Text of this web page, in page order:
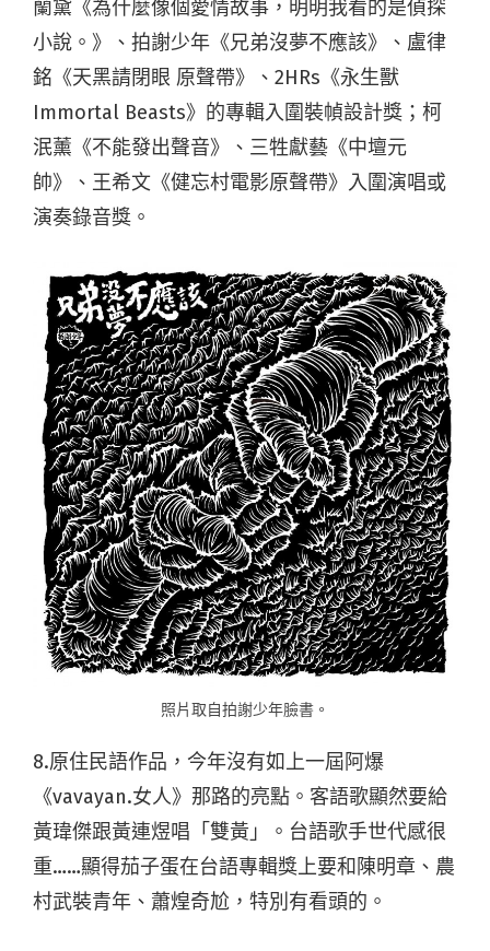
蘭黛《為什麼像個愛情故事，明明我看的是偵探
小說。》、拍謝少年《兄弟沒夢不應該》、盧律
銘《天黑請閉眼 原聲帶》、2HRs《永生獸
Immortal Beasts》的專輯入圍裝幀設計獎；柯
泯薰《不能發出聲音》、三牲獻藝《中壇元
帥》、王希文《健忘村電影原聲帶》入圍演唱或
演奏錄音獎。
照片取自拍謝少年臉書。
8.原住民語作品，今年沒有如上一屆阿爆
《vavayan.女人》那路的亮點。客語歌顯然要給
黃瑋傑跟黃連煜唱「雙黃」。台語歌手世代感很
重……顯得茄子蛋在台語專輯獎上要和陳明章、農
村武裝青年、蕭煌奇尬，特別有看頭的。